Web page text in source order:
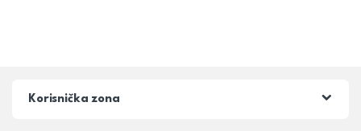
Korisnička zona